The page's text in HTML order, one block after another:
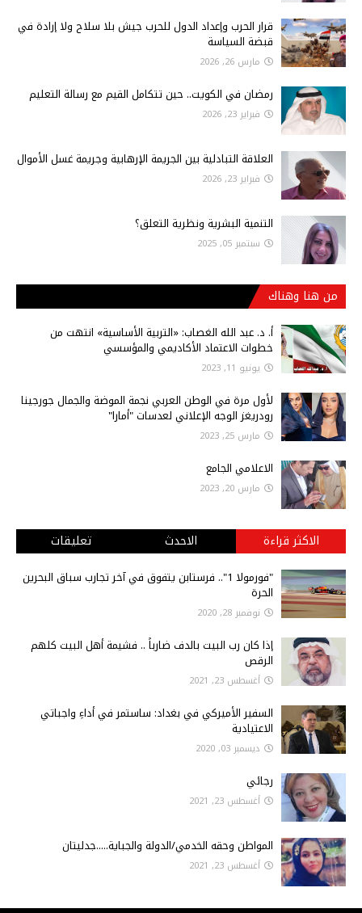
قرار الحرب وإعداد الدول للحرب جيش بلا سلاح ولا إرادة في
قبضة السياسة
مارس 26, 2026
رمضان في الكويت.. حين تتكامل القيم مع رسالة التعليم
فبراير 23, 2026
العلاقة التبادلية بين الجريمة الإرهابية وجريمة غسل الأموال
فبراير 23, 2026
التنمية البشرية ونظرية التعلق؟
سبتمبر 05, 2025
من هنا وهناك
أ‌. د. عبد الله الغصاب: «التربية الأساسية» انتهت من
خطوات الاعتماد الأكاديمي والمؤسسي
يونيو 11, 2023
لأول مرة في الوطن العربي نجمة الموضة والجمال جورجينا
رودريغز الوجه الإعلاني لعدسات "أمارا"
مارس 25, 2023
الاعلامي الجامع
مارس 20, 2023
الاكثر قراءة الاحدث تعليقات
"فورمولا 1".. فرستابن يتفوق في آخر تجارب سباق البحرين
الحرة
نوفمبر 28, 2020
إذا كان رب البيت بالدف ضارباً .. فشيمة أهل البيت كلهم
الرقص
أغسطس 23, 2021
السفير الأميركي في بغداد: ساستمر في أداءِ واجباتي
الاعتيادية
ديسمبر 03, 2020
رجائي
أغسطس 23, 2021
المواطن وحقه الخدمي/الدولة والجباية.....جدليتان
أغسطس 23, 2021